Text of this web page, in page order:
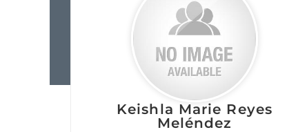
Keishla Marie Reyes
Meléndez